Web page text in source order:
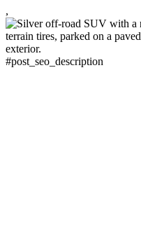
,
#post_seo_description